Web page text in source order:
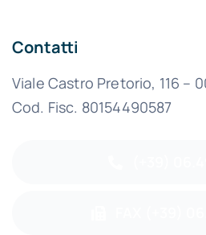
Contatti
Viale Castro Pretorio, 116 –
Cod. Fisc. 80154490587